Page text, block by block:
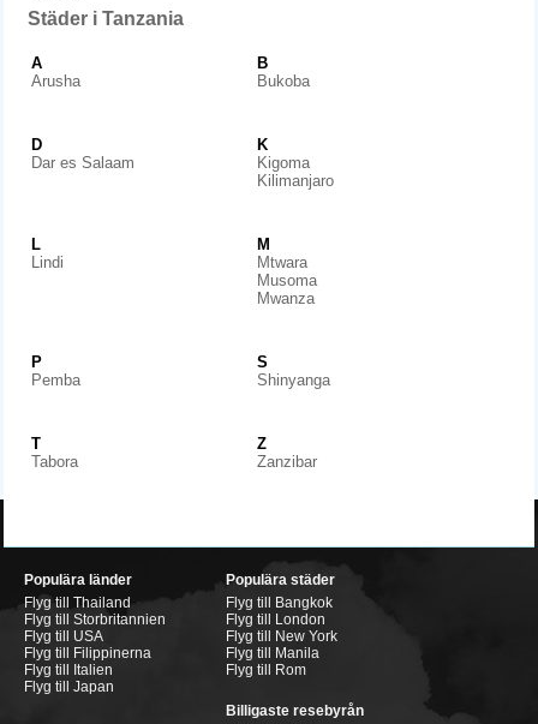
Städer i Tanzania
A
Arusha
B
Bukoba
D
Dar es Salaam
K
Kigoma
Kilimanjaro
L
Lindi
M
Mtwara
Musoma
Mwanza
P
Pemba
S
Shinyanga
T
Tabora
Z
Zanzibar
Populära länder
Flyg till Thailand
Flyg till Storbritannien
Flyg till USA
Flyg till Filippinerna
Flyg till Italien
Flyg till Japan
Populära städer
Flyg till Bangkok
Flyg till London
Flyg till New York
Flyg till Manila
Flyg till Rom
Billigaste resebyrån